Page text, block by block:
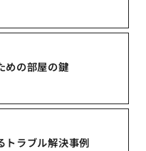
めの部屋の鍵
トラブル解決事例